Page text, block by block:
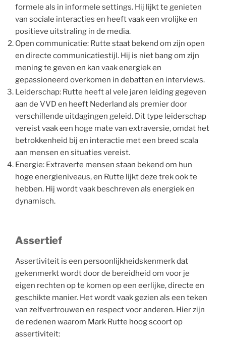
formele als in informele settings. Hij lijkt te genieten
van sociale interacties en heeft vaak een vrolijke en
positieve uitstraling in de media.
Open communicatie: Rutte staat bekend om zijn open
en directe communicatiestijl. Hij is niet bang om zijn
mening te geven en kan vaak energiek en
gepassioneerd overkomen in debatten en interviews.
Leiderschap: Rutte heeft al vele jaren leiding gegeven
aan de VVD en heeft Nederland als premier door
verschillende uitdagingen geleid. Dit type leiderschap
vereist vaak een hoge mate van extraversie, omdat het
betrokkenheid bij en interactie met een breed scala
aan mensen en situaties vereist.
Energie: Extraverte mensen staan bekend om hun
hoge energieniveaus, en Rutte lijkt deze trek ook te
hebben. Hij wordt vaak beschreven als energiek en
dynamisch.
Assertief
Assertiviteit is een persoonlijkheidskenmerk dat
gekenmerkt wordt door de bereidheid om voor je
eigen rechten op te komen op een eerlijke, directe en
geschikte manier. Het wordt vaak gezien als een teken
van zelfvertrouwen en respect voor anderen. Hier zijn
de redenen waarom Mark Rutte hoog scoort op
assertiviteit: